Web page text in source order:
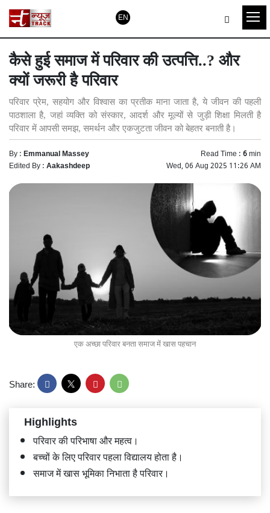
EN
कैसे हुई समाज में परिवार की उत्पत्ति..? और
क्यों जरूरी है परिवार
परिवार प्रेम, सहयोग और विश्वास का प्रतीक माना जाता है, ये जीवन की पहली
पाठशाला है, जहां व्यक्ति को संस्कार, आदर्श और मूल्यों से जुड़ी शिक्षा मिलती है
परिवार में आपसी समझ, समर्थन और एकजुटता जीवन को बेहतर बनाती है।
By :Emmanual Massey Read Time :6min
Edited By :Aakashdeep Wed, 06 Aug 2025 11:26 AM
एक अच्छा परिवार बनता समाज में खास पहचान
Share:
Highlights
परिवार की परिभाषा और महत्व।
बच्चों के लिए परिवार पहला विद्यालय होता है।
समाज में खास भूमिका निभाता है परिवार।